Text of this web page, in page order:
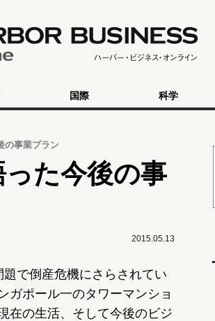
国際 科学
の事業プラン
た今後の事
2015.05.13
で倒産危機にさらされてい
ガポール一のタワーマンショ
在の生活、そして今後のビジ